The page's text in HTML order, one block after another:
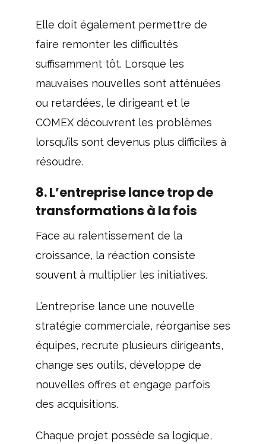
Elle doit également permettre de
faire remonter les difficultés
suffisamment tôt. Lorsque les
mauvaises nouvelles sont atténuées
ou retardées, le dirigeant et le
COMEX découvrent les problèmes
lorsqu’ils sont devenus plus difficiles à
résoudre.
8. L’entreprise lance trop de
transformations à la fois
Face au ralentissement de la
croissance, la réaction consiste
souvent à multiplier les initiatives.
L’entreprise lance une nouvelle
stratégie commerciale, réorganise ses
équipes, recrute plusieurs dirigeants,
change ses outils, développe de
nouvelles offres et engage parfois
des acquisitions.
Chaque projet possède sa logique,